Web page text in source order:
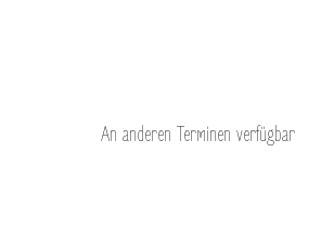
An anderen Terminen verfügbar